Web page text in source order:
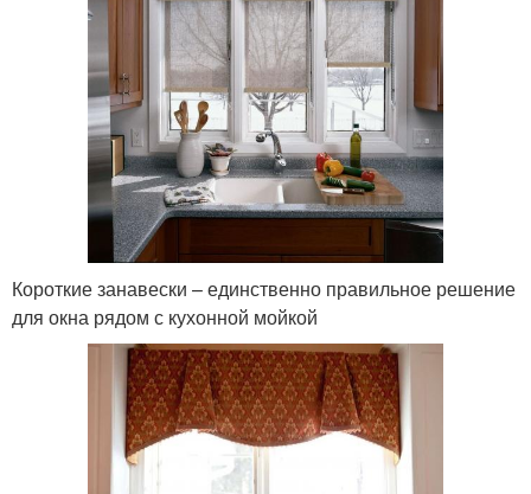
Короткие занавески – единственно правильное решение
для окна рядом с кухонной мойкой